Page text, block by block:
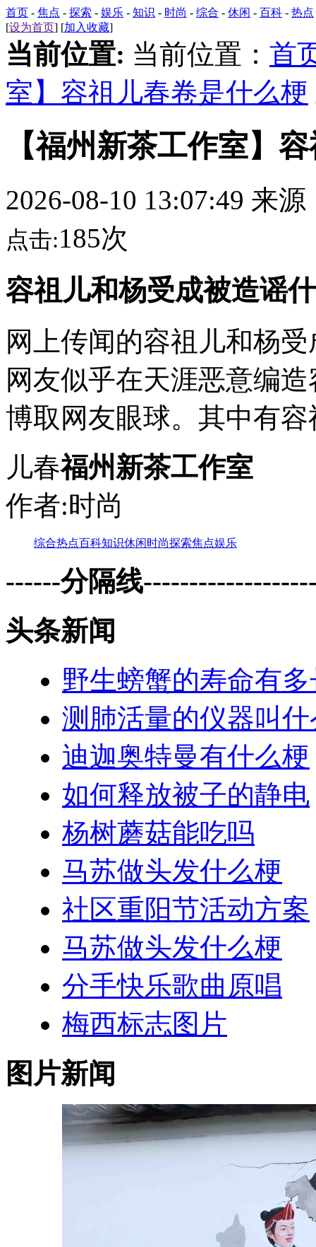
首页 - 焦点 - 探索 - 娱乐 - 知识 - 时尚 - 综合 - 休闲 - 百科 - 热点
[设为首页] [加入收藏]
当前位置: 当前位置： 首
室】容祖儿春卷是什么梗
【福州新茶工作室】
2026-08-10 13:07:49 来源
点击:185次
容祖儿和杨受成被造谣
网上传闻的容祖儿和杨
网友似乎在天涯恶意编
博取网友眼球。其中有
儿春福州新茶工作室
作者:时尚
综合热点百科知识休闲时尚探索焦点娱乐
------分隔线
头条新闻
野生螃蟹的寿命有多
测肺活量的仪器叫什
迪迦奥特曼有什么梗
如何释放被子的静电
杨树蘑菇能吃吗
马苏做头发什么梗
社区重阳节活动方案
马苏做头发什么梗
分手快乐歌曲原唱
梅西标志图片
图片新闻